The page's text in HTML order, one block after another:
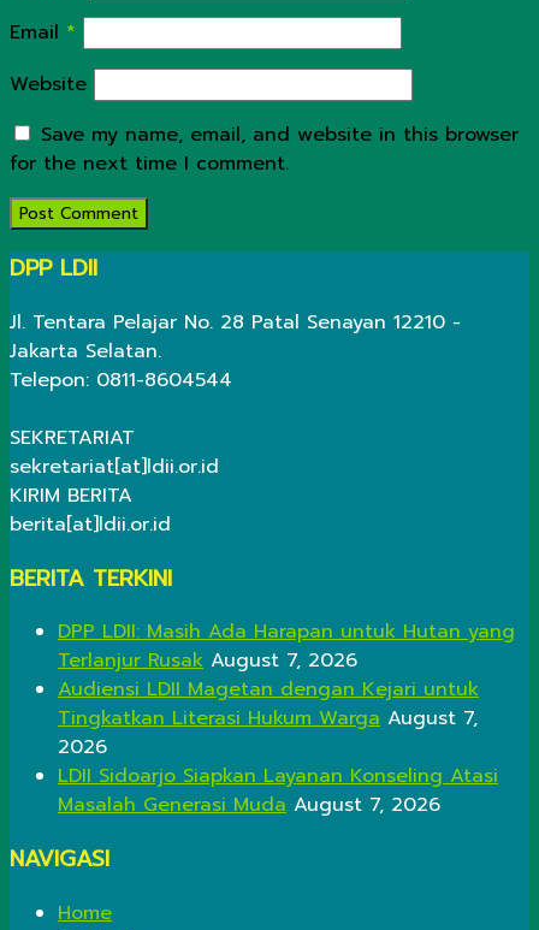
Email *
Website
Save my name, email, and website in this browser
for the next time I comment.
DPP LDII
Jl. Tentara Pelajar No. 28 Patal Senayan 12210 -
Jakarta Selatan.
Telepon: 0811-8604544
SEKRETARIAT
sekretariat[at]ldii.or.id
KIRIM BERITA
berita[at]ldii.or.id
BERITA TERKINI
DPP LDII: Masih Ada Harapan untuk Hutan yang
Terlanjur Rusak August 7, 2026
Audiensi LDII Magetan dengan Kejari untuk
Tingkatkan Literasi Hukum Warga August 7,
2026
LDII Sidoarjo Siapkan Layanan Konseling Atasi
Masalah Generasi Muda August 7, 2026
NAVIGASI
Home